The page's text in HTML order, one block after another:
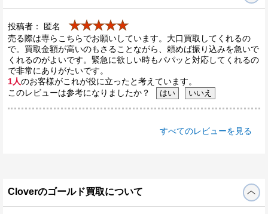
投稿者： 匿名 ★★★★★
売る際は専らこちらでお願いしています。大口買取してくれるの
で。買取金額が高いのもさることながら、頼めば振り込みを急いで
くれるのがよいです。緊急に欲しい時もパパッと対応してくれるの
で非常にありがたいです。
1人のお客様がこれが役に立ったと考えています。
このレビューは参考になりましたか？
すべてのレビューを見る
Cloverのゴールド買取について